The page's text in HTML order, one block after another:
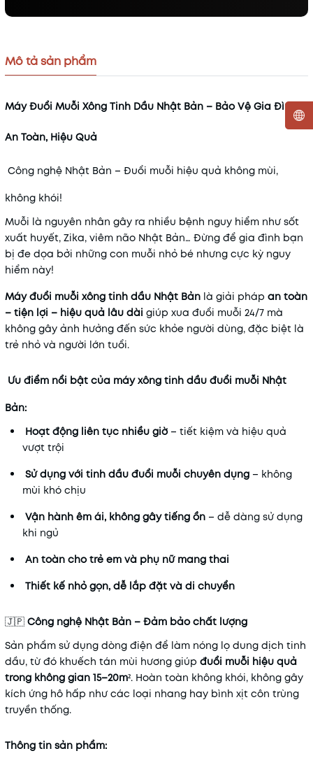
Mã khuyến mãi:
Điều kiện:
Mô tả sản phẩm
Máy Đuổi Muỗi Xông Tinh Dầu Nhật Bản – Bảo Vệ Gia Đình
An Toàn, Hiệu Quả
Công nghệ Nhật Bản – Đuổi muỗi hiệu quả không mùi,
không khói!
Muỗi là nguyên nhân gây ra nhiều bệnh nguy hiểm như sốt
xuất huyết, Zika, viêm não Nhật Bản… Đừng để gia đình bạn
bị đe dọa bởi những con muỗi nhỏ bé nhưng cực kỳ nguy
hiểm này!
Máy đuổi muỗi xông tinh dầu Nhật Bản là giải pháp an toàn
– tiện lợi – hiệu quả lâu dài giúp xua đuổi muỗi 24/7 mà
không gây ảnh hưởng đến sức khỏe người dùng, đặc biệt là
trẻ nhỏ và người lớn tuổi.
Ưu điểm nổi bật của máy xông tinh dầu đuổi muỗi Nhật
Bản:
Hoạt động liên tục nhiều giờ– tiết kiệm và hiệu quả
vượt trội
Sử dụng với tinh dầu đuổi muỗi chuyên dụng – không
mùi khó chịu
Vận hành êm ái, không gây tiếng ồn – dễ dàng sử dụng
khi ngủ
An toàn cho trẻ em và phụ nữ mang thai
Thiết kế nhỏ gọn, dễ lắp đặt và di chuyển
🇯🇵 Công nghệ Nhật Bản – Đảm bảo chất lượng
Sản phẩm sử dụng dòng điện để làm nóng lọ dung dịch tinh
dầu, từ đó khuếch tán mùi hương giúp đuổi muỗi hiệu quả
trong không gian 15–20m². Hoàn toàn không khói, không gây
kích ứng hô hấp như các loại nhang hay bình xịt côn trùng
truyền thống.
Thông tin sản phẩm: